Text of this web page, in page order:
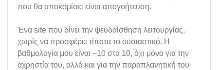
που θα αποκομίσει είναι απογοήτευση.
Ένα site που δίνει την ψευδαίσθηση λειτουργίας,
χωρίς να προσφέρει τίποτα το ουσιαστικό. Η
βαθμολογία μου είναι –10 στα 10, όχι μόνο για την
αχρηστία του, αλλά και για την παραπλανητική του